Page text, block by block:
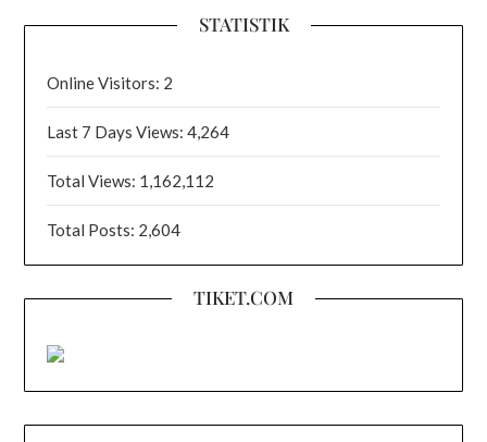
STATISTIK
Online Visitors: 2
Last 7 Days Views:4,264
Total Views: 1,162,112
Total Posts: 2,604
TIKET.COM